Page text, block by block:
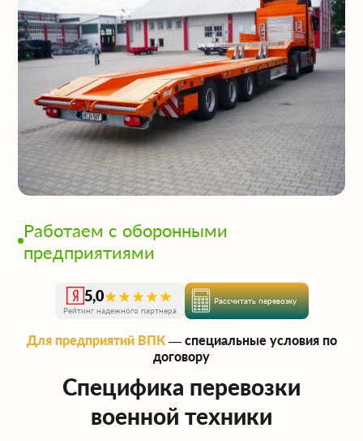
Работаем с оборонными
предприятиями
5,0★★★★★
Рейтинг надежного партнера
Рассчитать перевозку
Для предприятий ВПК— специальные условия по
договору
Специфика перевозки
военной техники